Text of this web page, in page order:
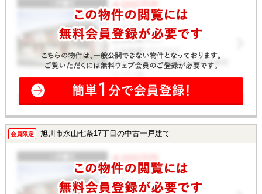
会員限定 旭川市永山七条17丁目の中古一戸建て